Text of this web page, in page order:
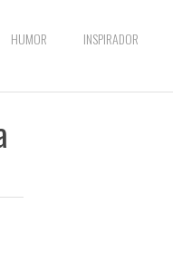
HUMOR INSPIRADOR